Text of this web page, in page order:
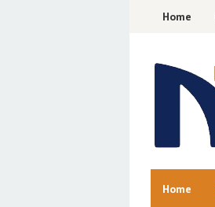
Home
Home